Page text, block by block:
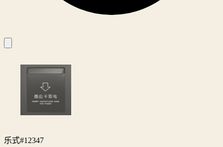
乐式#12347